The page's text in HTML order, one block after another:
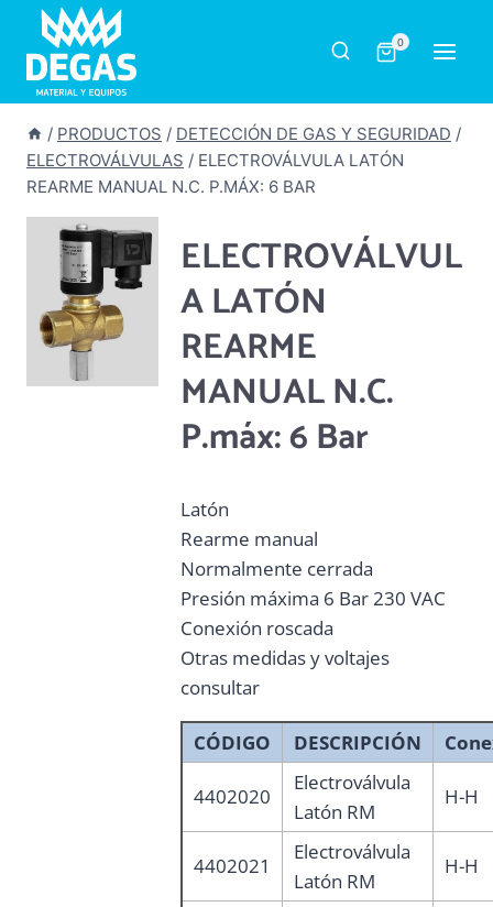
Saltar
contenido
0
/ PRODUCTOS / DETECCIÓN DE GAS Y SEGURIDAD /
ELECTROVÁLVULAS / ELECTROVÁLVULA LATÓN
REARME MANUAL N.C. P.MÁX: 6 BAR
ELECTROVÁLVUL
A LATÓN
REARME
MANUAL N.C.
P.máx: 6 Bar
Latón
Rearme manual
Normalmente cerrada
Presión máxima 6 Bar 230 VAC
Conexión roscada
Otras medidas y voltajes
consultar
CÓDIGO DESCRIPCIÓN
4402020
Electroválvula
Latón RM
H-H
4402021
Electroválvula
Latón RM
H-H